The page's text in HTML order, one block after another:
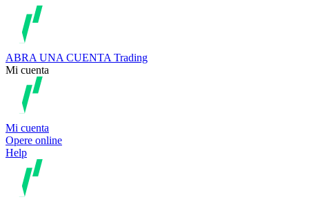
ABRA UNA CUENTA Trading
Mi cuenta
Mi cuenta
Opere online
Help